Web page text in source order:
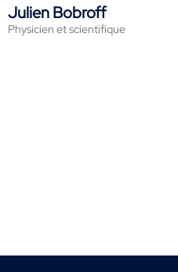
Julien Bobroff
Physicien et scientifique